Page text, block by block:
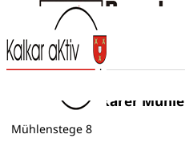
Brauhaus Kalkarer Mühle
Mühlenstege 8